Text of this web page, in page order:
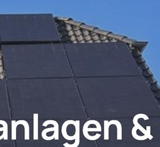
Ihr Energiefachmann.